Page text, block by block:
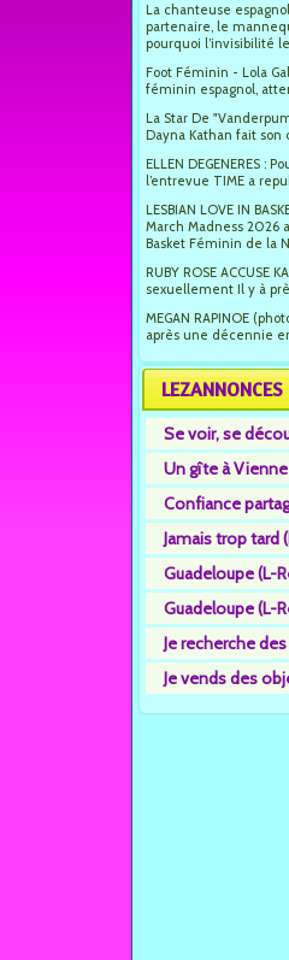
La chanteuse
partenaire, le
pourquoi l’invisibilité
Foot Féminin - Lola
féminin espagnol,
La Star De
Dayna Kathan fait son
ELLEN DEGENERES
l’entrevue TIME a
LESBIAN LOVE IN
March Madness 2026
Basket Féminin de la
RUBY ROSE ACCUSE
sexuellement Il y à
MEGAN RAPINOE
après une décennie
Se voir, se
Un gîte à
Confiance
Jamais trop tard
Guadeloupe (L-
Guadeloupe (L-
Je recherche
Je vends des